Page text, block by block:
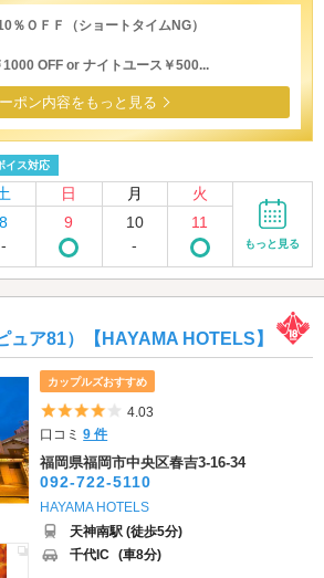
ＯＦＦ（ショートタイムNG）
OFF or ナイトユース￥500...
ポン内容をもっと見る
イス対応
日 月 火
8
-
9
10
-
11
もっと見る
ュア81）【HAYAMA HOTELS】
カップルズおすすめ
5つ星のうち4
4.03
口コミ9 件
福岡県福岡市中央区春吉3-16-34
092-722-5110
HAYAMA HOTELS
天神南駅 (徒歩5分)
千代IC (車8分)